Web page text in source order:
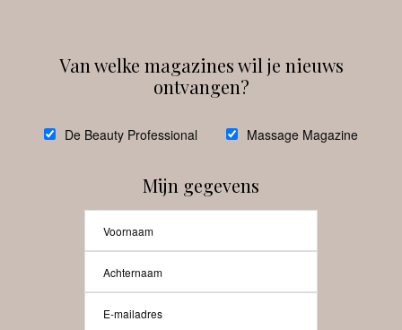
debeautyprofessional
Van welke magazines wil je nieuws
ontvangen?
De Beauty Professional Massage Magazine
Mijn gegevens